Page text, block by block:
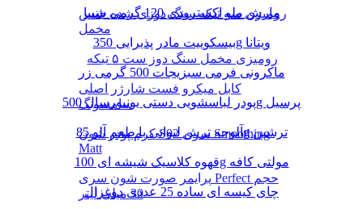
رومیزی سه تیکه سنگ دوزی شده جنس
مخمل
رومیزی مخمل سنگ دوز ست ۵ تیکه
کابل میکرو فست شارژر اصلی
سامسونگ
کرم پودر شون S02 سری Smoothing
Matt
پرایمر صورت شون سری Perfect حجم
30 میلی لیتر
مارش ملو اکسترودی 120 گرمی شیبا
بیسکوییت مادر پذیرایی 350g ویتانا
ماکرونی فرمی سبزیجات 500 گرمی زر
پودر لباسشویی دستی یونیورسال 500g پرسیل
آلوچه ترش لیوانی با طعم آلو 85g ترشین
قهوه کلاسیک شیشه ای 100g مولتی کافه
چای کیسه ای ساده 25 عددی دوغزال